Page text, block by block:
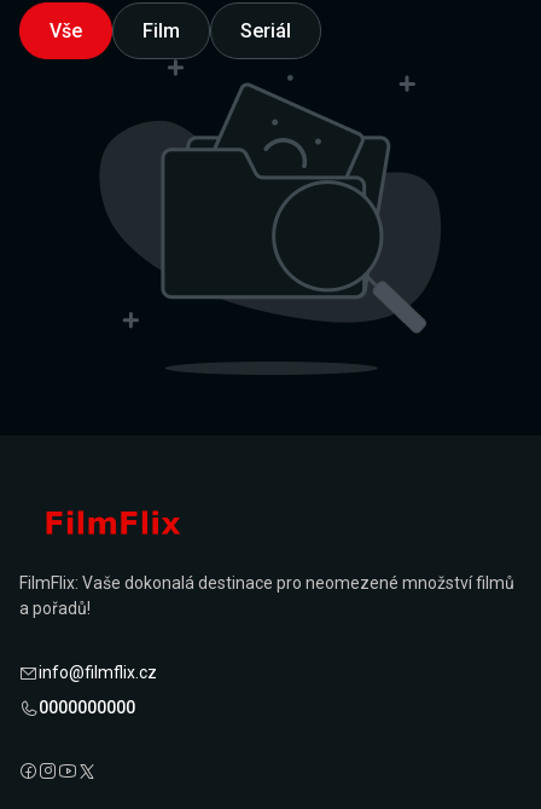
Vše Film Seriál
FilmFlix: Vaše dokonalá destinace pro neomezené množství filmů
a pořadů!
info@filmflix.cz
0000000000